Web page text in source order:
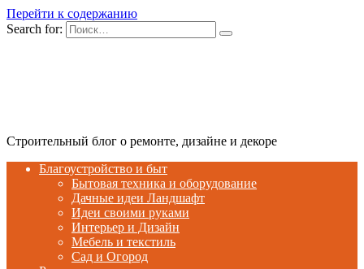
Перейти к содержанию
Search for:
Строительный блог о ремонте, дизайне и декоре
Благоустройство и быт
Бытовая техника и оборудование
Дачные идеи Ландшафт
Идеи своими руками
Интерьер и Дизайн
Мебель и текстиль
Сад и Огород